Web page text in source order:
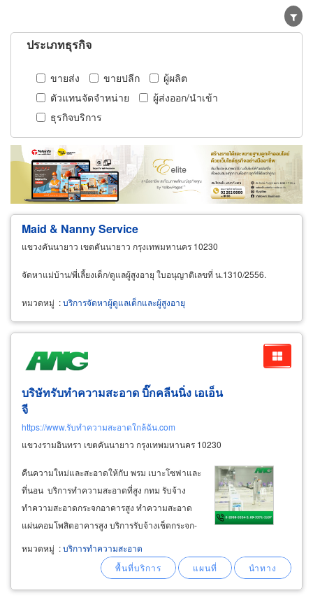
ประเภทธุรกิจ
ขายส่ง ขายปลีก
ผู้ผลิต
ตัวแทนจัดจำหน่าย
ผู้ส่งออก/นำเข้า
ธุรกิจบริการ
Maid & NannyService
แขวงคันนายาว เขตคันนายาว กรุงเทพมหานคร 10230
จัดหาแม่บ้าน/พี่เลี้ยงเด็ก/ดูแลผู้สูงอายุ ใบอนุญาติเลขที่ น.1310/2556.
หมวดหมู่ :บริการจัดหาผู้ดูแลเด็กและผู้สูงอายุ
บริษัทรับทำความสะอาด บิ๊กคลีนนิ่ง เอเอ็น
จี
https://www.รับทำความสะอาดใกล้ฉัน.com
แขวงรามอินทรา เขตคันนายาว กรุงเทพมหานคร 10230
คืนความใหม่และสะอาดให้กับ พรม เบาะโซฟาและ
ที่นอน บริการทำความสะอาดที่สูง กทม รับจ้าง
ทำความสะอาดกระจกอาคารสูง ทำความสะอาด
แผ่นคอมโพสิตอาคารสูง บริการรับจ้างเช็ดกระจก-
เช็ดแผ่นคอมโพสิตภายนอกอาคาร สไปเดอร์แมน
ไต่ตึกสูงเช็ดกระจก สไปเดอร์แมนโรยตัวจากที่สูง
บริการพ่นยาฆ่าเชื้อ disinfectionservice
หมวดหมู่ :บริการทำความสะอาด